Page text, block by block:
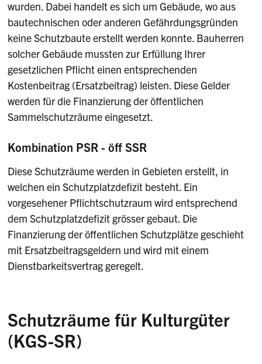
wurden. Dabei handelt es sich um Gebäude, wo aus
bautechnischen oder anderen Gefährdungsgründen
keine Schutzbaute erstellt werden konnte. Bauherren
solcher Gebäude mussten zur Erfüllung Ihrer
gesetzlichen Pflicht einen entsprechenden
Kostenbeitrag (Ersatzbeitrag) leisten. Diese Gelder
werden für die Finanzierung der öffentlichen
Sammelschutzräume eingesetzt.
Kombination PSR - öff SSR
Diese Schutzräume werden in Gebieten erstellt, in
welchen ein Schutzplatzdefizit besteht. Ein
vorgesehener Pflichtschutzraum wird entsprechend
dem Schutzplatzdefizit grösser gebaut. Die
Finanzierung der öffentlichen Schutzplätze geschieht
mit Ersatzbeitragsgeldern und wird mit einem
Dienstbarkeitsvertrag geregelt.
Schutzräume für Kulturgüter
(KGS-SR)